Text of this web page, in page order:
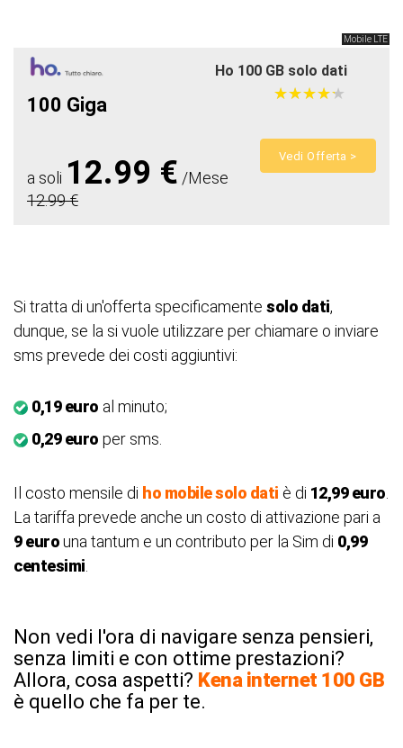
Mobile LTE
Ho 100 GB solo dati
100 Giga
★★★★★
★★★★★
a soli 12.99 € /Mese
12.99 €
Vedi Offerta >
Si tratta di un'offerta specificamente solo dati,
dunque, se la si vuole utilizzare per chiamare o inviare
sms prevede dei costi aggiuntivi:
0,19 euro al minuto;
0,29 euro per sms.
Il costo mensile di ho mobile solo dati è di 12,99 euro.
La tariffa prevede anche un costo di attivazione pari a
9 eurouna tantum e un contributo per la Sim di 0,99
centesimi.
Non vedi l'ora di navigare senza pensieri,
senza limiti e con ottime prestazioni?
Allora, cosa aspetti? Kena internet 100 GB
è quello che fa per te.